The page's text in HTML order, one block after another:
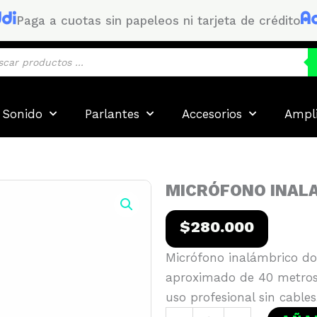
Paga a cuotas sin papeleos ni tarjeta de crédito
Parlantes Accesorios
MICRÓFONO
$280.000
Micrófono inalámbrico
aproximado de 40
uso profesional sin